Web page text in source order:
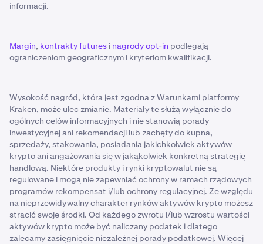
informacji.
Margin, kontrakty futures i nagrody opt-in podlegają
ograniczeniom geograficznym i kryteriom kwalifikacji.
Wysokość nagród, która jest zgodna z Warunkami platformy
Kraken, może ulec zmianie. Materiały te służą wyłącznie do
ogólnych celów informacyjnych i nie stanowią porady
inwestycyjnej ani rekomendacji lub zachęty do kupna,
sprzedaży, stakowania, posiadania jakichkolwiek aktywów
krypto ani angażowania się w jakąkolwiek konkretną strategię
handlową. Niektóre produkty i rynki kryptowalut nie są
regulowane i mogą nie zapewniać ochrony w ramach rządowych
programów rekompensat i/lub ochrony regulacyjnej. Ze względu
na nieprzewidywalny charakter rynków aktywów krypto możesz
stracić swoje środki. Od każdego zwrotu i/lub wzrostu wartości
aktywów krypto może być naliczany podatek i dlatego
zalecamy zasięgnięcie niezależnej porady podatkowej. Więcej